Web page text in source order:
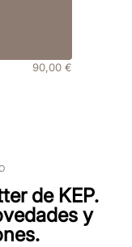
90,00 €
de KEP.
y